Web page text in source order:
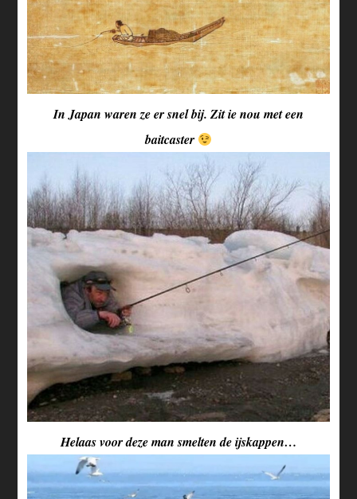
In Japan waren ze er snel bij. Zit ie nou met een
baitcaster
Helaas voor deze man smelten de ijskappen…